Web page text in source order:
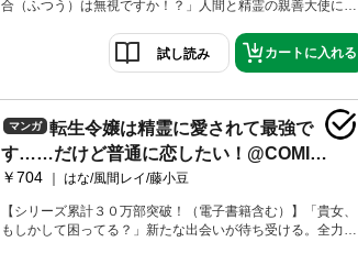
て一件落着し、平穏な日々を過ごしていると、突如未来から
【シリーズ累計10万部突破！（電子書籍を含む）】「私の都
任！？全力令嬢が突き進む、恋愛ファンタジー第２弾！原作
書き下ろし番外編＆描き下ろしマンガW収録！
試し読み カートに入れる
マンガ
転生令嬢は精霊に愛されて最強で
す……だけど普通に恋したい！@COMIC
第4巻
【シリーズ累計３０万部突破！（電子書籍含む）】「貴女、